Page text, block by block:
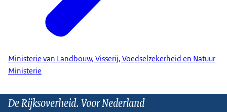
Ministerie van Landbouw, Visserij, Voedselzekerheid en Natuur
Ministerie
De Rijksoverheid. Voor Nederland